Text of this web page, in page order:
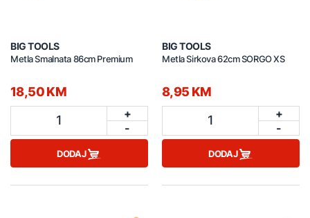
BIG TOOLS
Metla Smalnata 86cm Premium
18,50 KM
1
+
-
DODAJ
BIG TOOLS
Metla Sirkova 62cm SORGO XS
8,95 KM
1
+
-
DODAJ